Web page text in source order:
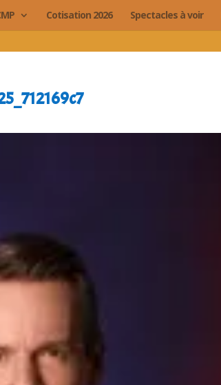
Cotisation 2026 Spectacles à voir